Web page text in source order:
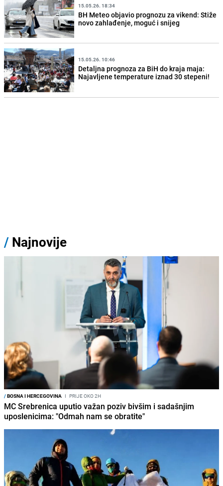
15.05.26. 18:34
BH Meteo objavio prognozu za vikend: Stiže
novo zahlađenje, moguć i snijeg
15.05.26. 10:46
Detaljna prognoza za BiH do kraja maja:
Najavljene temperature iznad 30 stepeni!
/ Najnovije
/BOSNA I HERCEGOVINA I PRIJE OKO 2H
MC Srebrenica uputio važan poziv bivšim i sadašnjim
uposlenicima: "Odmah nam se obratite"